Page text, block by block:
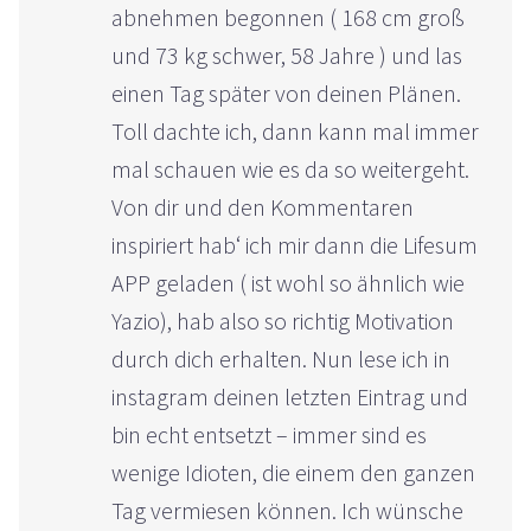
abnehmen begonnen ( 168 cm groß
und 73 kg schwer, 58 Jahre ) und las
einen Tag später von deinen Plänen.
Toll dachte ich, dann kann mal immer
mal schauen wie es da so weitergeht.
Von dir und den Kommentaren
inspiriert hab‘ ich mir dann die Lifesum
APP geladen ( ist wohl so ähnlich wie
Yazio), hab also so richtig Motivation
durch dich erhalten. Nun lese ich in
instagram deinen letzten Eintrag und
bin echt entsetzt – immer sind es
wenige Idioten, die einem den ganzen
Tag vermiesen können. Ich wünsche